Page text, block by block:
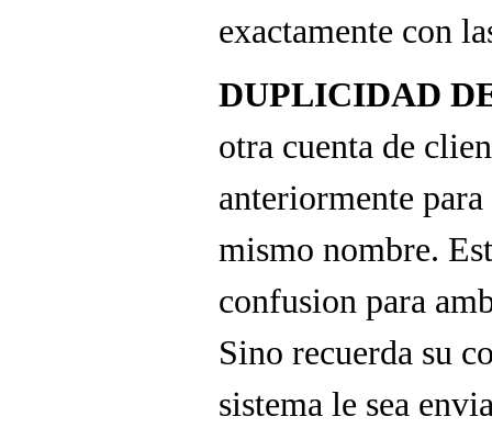
exactamente con
DUPLICIDAD
otra cuenta de
anteriormente
mismo nombre.
confusion para
Sino recuerda su
sistema le sea